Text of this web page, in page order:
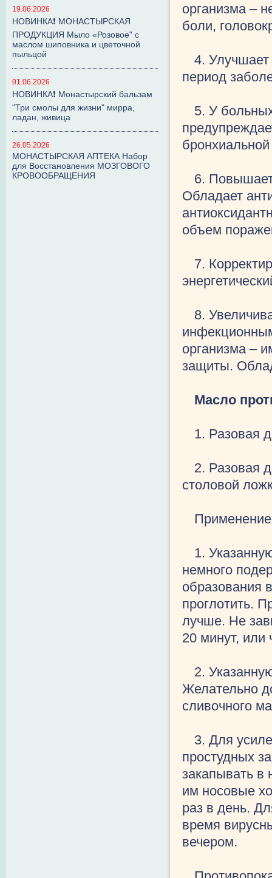
19.06.2026
НОВИНКА❗ МОНАСТЫРСКАЯ
ПРОДУКЦИЯ Мыло «Розовое" с
маслом шиповника и цветочной
пыльцой
01.06.2026
НОВИНКА❗ Монастырский бальзам
"Три смолы для жизни" мирра,
ладан, живица
26.05.2026
МОНАСТЫРСКАЯ АПТЕКА Набор
для Восстановления МОЗГОВОГО
КРОВООБРАЩЕНИЯ
организма –
боли,
4. Улучшает
период
5. У
6.
Обладает
объем
7.
8.
организма –
защиты.
Масло
1. Разовая
2. Разовая
столовой
1.
немного
образования
проглотить.
лучше. Не
20 минут, или
2.
Желательно
сливочного
3. Для
простудных
закапывать в
им носовые
раз в день.
время
вечером.